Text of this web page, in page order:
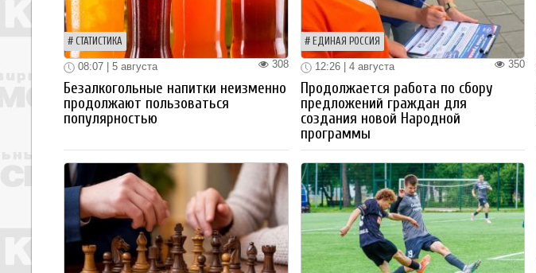
СТАТИСТИКА
308
08:07 | 5 августа
Безалкогольные напитки неизменно
продолжают пользоваться
популярностью
ЕДИНАЯ РОССИЯ
350
12:26 | 4 августа
Продолжается работа по сбору
предложений граждан для
создания новой Народной
программы